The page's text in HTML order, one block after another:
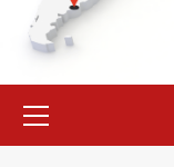
primario